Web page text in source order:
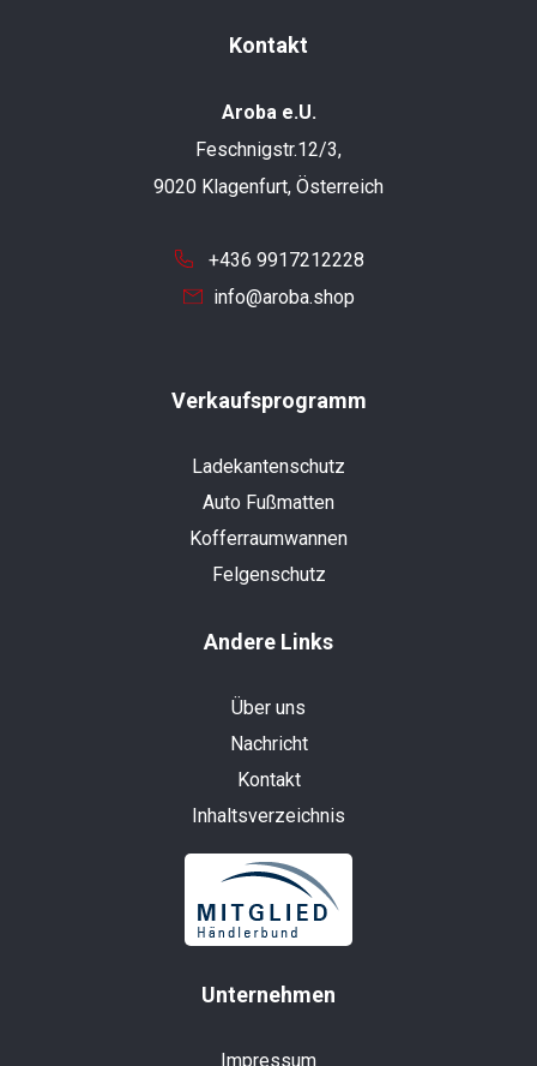
Kontakt
Aroba e.U.
Feschnigstr.12/3,
9020 Klagenfurt, Österreich
+436 9917212228
info@aroba.shop
Verkaufsprogramm
Ladekantenschutz
Auto Fußmatten
Kofferraumwannen
Felgenschutz
Andere Links
Über uns
Nachricht
Kontakt
Inhaltsverzeichnis
Unternehmen
Impressum